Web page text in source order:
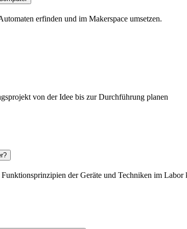
erfinden und im Makerspace umsetzen.
von der Idee bis zur Durchführung planen
der Geräte und Techniken im Labor